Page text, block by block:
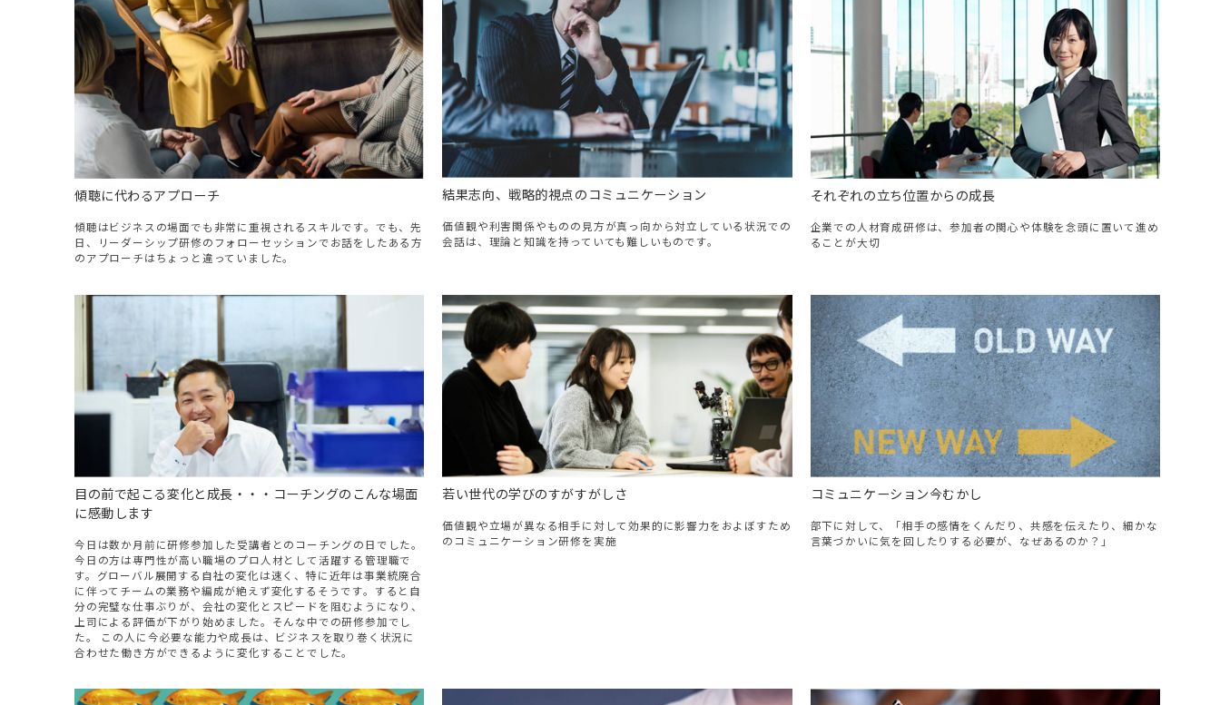
傾聴に代わるアプローチ
傾聴はビジネスの場面でも非常に重視されるスキルです。でも、先
日、リーダーシップ研修のフォローセッションでお話をしたある方
のアプローチはちょっと違っていました。
結果志向、戦略的視点のコミュニケーション
価値観や利害関係やものの見方が真っ向から対立している状況での
会話は、理論と知識を持っていても難しいものです。
それぞれの立ち位置からの成長
企業での人材育成研修は、参加者の関心や体験を念頭に置いて進め
ることが大切
目の前で起こる変化と成長・・・コーチングのこんな場面
に感動します
今日は数か月前に研修参加した受講者とのコーチングの日でした。
今日の方は専門性が高い職場のプロ人材として活躍する管理職で
す。グローバル展開する自社の変化は速く、特に近年は事業統廃合
に伴ってチームの業務や編成が絶えず変化するそうです。すると自
分の完璧な仕事ぶりが、会社の変化とスピードを阻むようになり、
上司による評価が下がり始めました。そんな中での研修参加でし
た。 この人に今必要な能力や成長は、ビジネスを取り巻く状況に
合わせた働き方ができるように変化することでした。
若い世代の学びのすがすがしさ
価値観や立場が異なる相手に対して効果的に影響力をおよぼすため
のコミュニケーション研修を実施
コミュニケーション今むかし
部下に対して、「相手の感情をくんだり、共感を伝えたり、細かな
言葉づかいに気を回したりする必要が、なぜあるのか？」